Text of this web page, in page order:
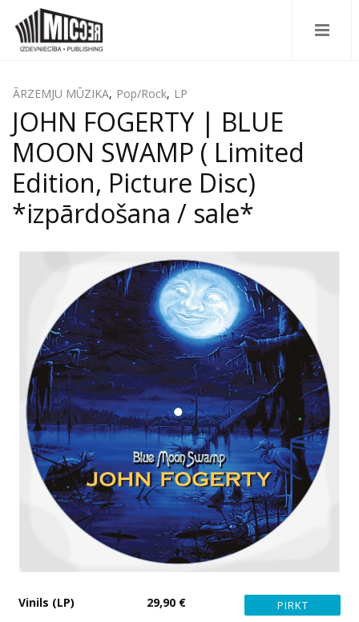
ĀRZEMJU MŪZIKA, Pop/Rock, LP
JOHN FOGERTY | BLUE
MOON SWAMP ( Limited
Edition, Picture Disc)
*izpārdošana / sale*
Vinils (LP) 29,90 €